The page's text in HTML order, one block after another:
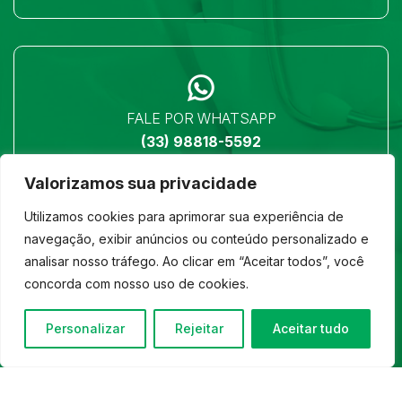
Valorizamos sua privacidade
Utilizamos cookies para aprimorar sua experiência de
navegação, exibir anúncios ou conteúdo personalizado e
analisar nosso tráfego. Ao clicar em “Aceitar todos”, você
concorda com nosso uso de cookies.
Personalizar Rejeitar Aceitar tudo
FALE POR WHATSAPP
(33) 98818-5592
LOCALIZAÇÃO